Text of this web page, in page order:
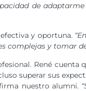
de
y oportuna.
complejas y tomar
René cuenta
superar sus
nuestro alumni.